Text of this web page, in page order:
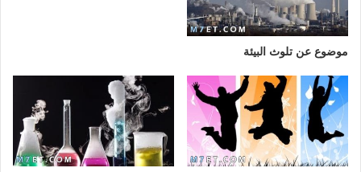
موضوع عن تلوث البيئة